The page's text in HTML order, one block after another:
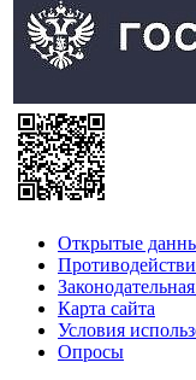
Открытые
Карта сайта
Условия
Опросы